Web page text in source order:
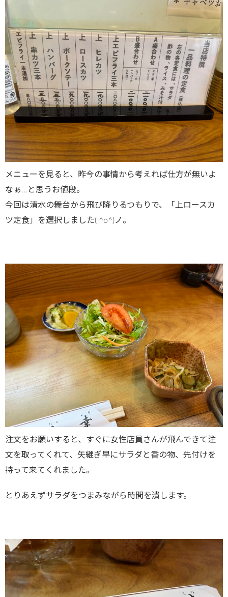
メニューを見ると、昨今の事情から考えれば仕方が無いよ
なぁ…と思うお値段。
今回は清水の舞台から飛び降りるつもりで、「上ロースカ
ツ定食」を選択しました( ^o^)ノ。
注文をお願いすると、すぐに女性店員さんが飛んできて注
文を取ってくれて、矢継ぎ早にサラダと香の物、先付けを
持って来てくれました。
とりあえずサラダをつまみながら時間を潰します。